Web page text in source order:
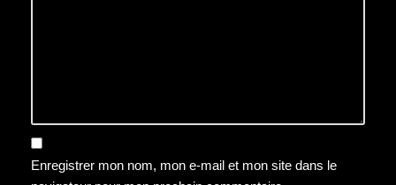
Enregistrer mon nom, mon e-mail et mon site dans le